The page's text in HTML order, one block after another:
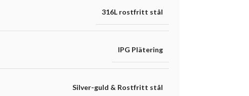
316L rostfritt stål
IPG Plätering
Silver-guld & Rostfritt stål